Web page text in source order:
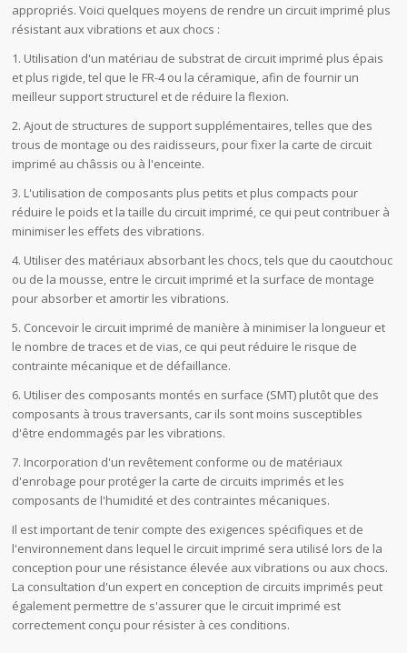
appropriés. Voici quelques moyens de rendre un circuit imprimé plus
résistant aux vibrations et aux chocs :
1. Utilisation d'un matériau de substrat de circuit imprimé plus épais
et plus rigide, tel que le FR-4 ou la céramique, afin de fournir un
meilleur support structurel et de réduire la flexion.
2. Ajout de structures de support supplémentaires, telles que des
trous de montage ou des raidisseurs, pour fixer la carte de circuit
imprimé au châssis ou à l'enceinte.
3. L'utilisation de composants plus petits et plus compacts pour
réduire le poids et la taille du circuit imprimé, ce qui peut contribuer à
minimiser les effets des vibrations.
4. Utiliser des matériaux absorbant les chocs, tels que du caoutchouc
ou de la mousse, entre le circuit imprimé et la surface de montage
pour absorber et amortir les vibrations.
5. Concevoir le circuit imprimé de manière à minimiser la longueur et
le nombre de traces et de vias, ce qui peut réduire le risque de
contrainte mécanique et de défaillance.
6. Utiliser des composants montés en surface (SMT) plutôt que des
composants à trous traversants, car ils sont moins susceptibles
d'être endommagés par les vibrations.
7. Incorporation d'un revêtement conforme ou de matériaux
d'enrobage pour protéger la carte de circuits imprimés et les
composants de l'humidité et des contraintes mécaniques.
Il est important de tenir compte des exigences spécifiques et de
l'environnement dans lequel le circuit imprimé sera utilisé lors de la
conception pour une résistance élevée aux vibrations ou aux chocs.
La consultation d'un expert en conception de circuits imprimés peut
également permettre de s'assurer que le circuit imprimé est
correctement conçu pour résister à ces conditions.